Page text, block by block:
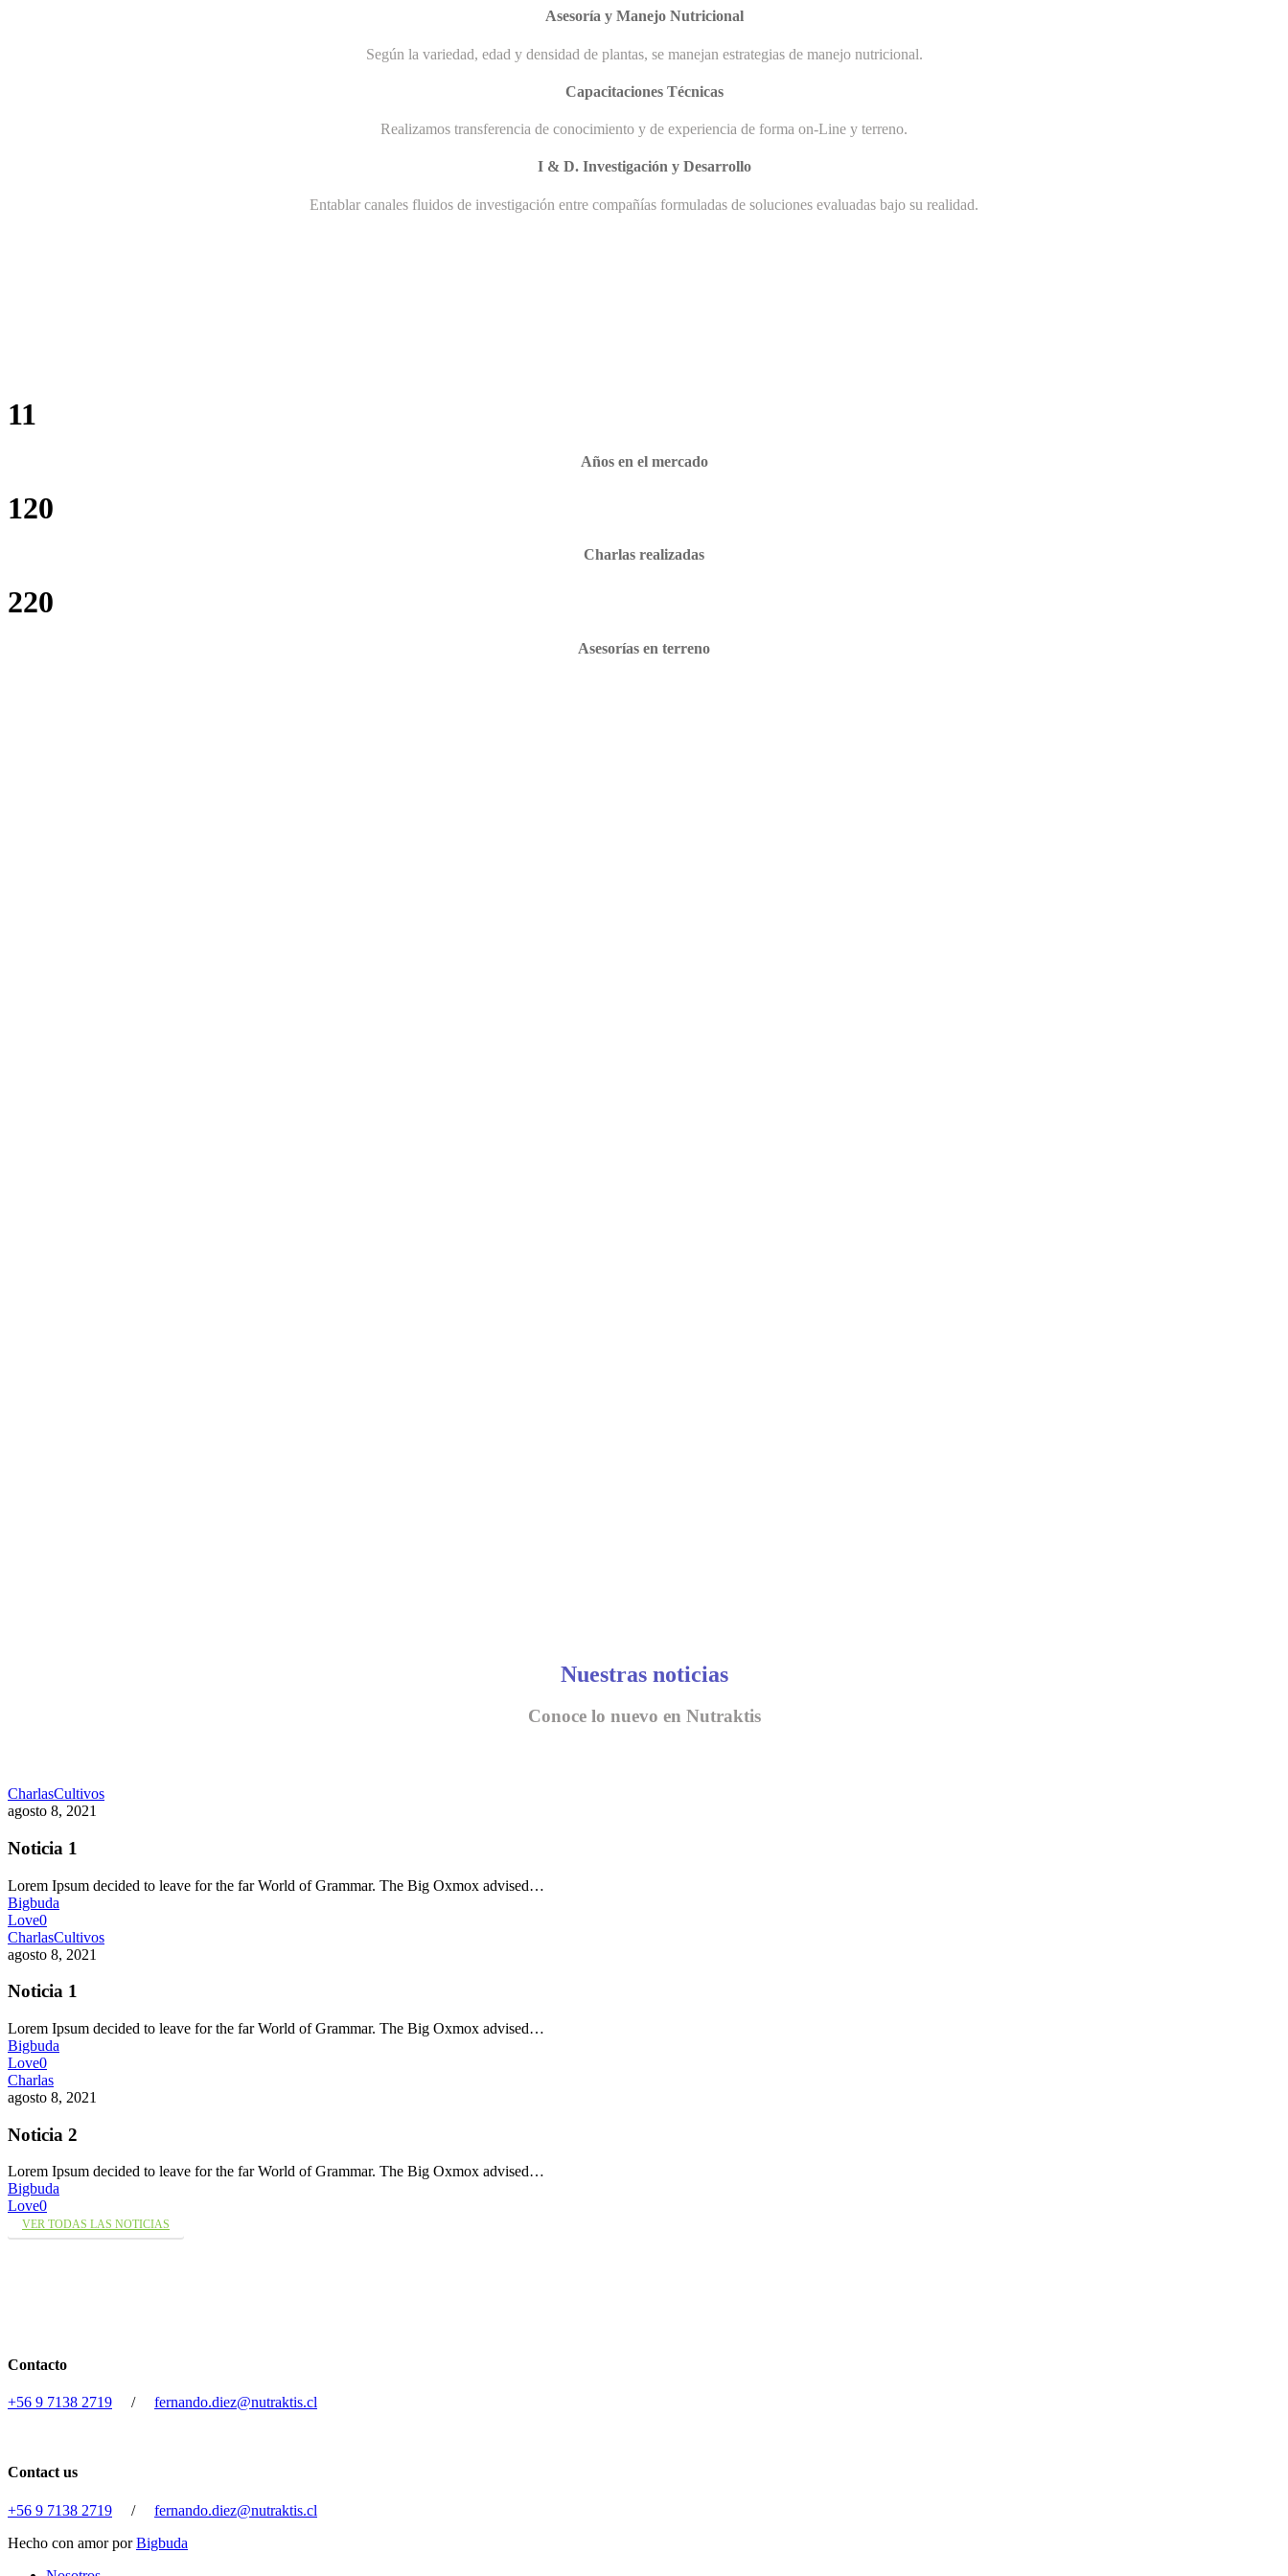
Asesoría y Manejo Nutricional
Según la variedad, edad y densidad de plantas, se manejan estrategias de manejo nutricional.
Capacitaciones Técnicas
Realizamos transferencia de conocimiento y de experiencia de forma on-Line y terreno.
I & D. Investigación y Desarrollo
Entablar canales fluidos de investigación entre compañías formuladas de soluciones evaluadas bajo su realidad.
11
Años en el mercado
120
Charlas realizadas
220
Asesorías en terreno
Nuestras noticias
Conoce lo nuevo en Nutraktis
CharlasCultivos
agosto 8, 2021
Noticia 1
Lorem Ipsum decided to leave for the far World of Grammar. The Big Oxmox advised…
Bigbuda
Love0
CharlasCultivos
agosto 8, 2021
Noticia 1
Lorem Ipsum decided to leave for the far World of Grammar. The Big Oxmox advised…
Bigbuda
Love0
Charlas
agosto 8, 2021
Noticia 2
Lorem Ipsum decided to leave for the far World of Grammar. The Big Oxmox advised…
Bigbuda
Love0
VER TODAS LAS NOTICIAS
Contacto
+56 9 7138 2719 / fernando.diez@nutraktis.cl
Contact us
+56 9 7138 2719 / fernando.diez@nutraktis.cl
Hecho con amor porBigbuda